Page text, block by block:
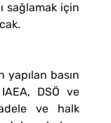
sağlamak için
yapılan basın
DSÖ ve
ve halk